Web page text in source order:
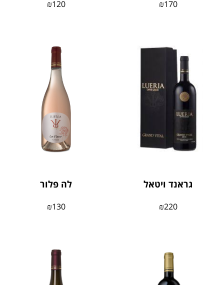
₪170
₪120
גראנד ויטאל
₪220
לה פלור
₪130